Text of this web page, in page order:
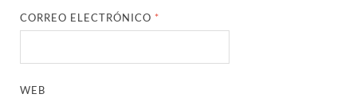
CORREO ELECTRÓNICO *
WEB